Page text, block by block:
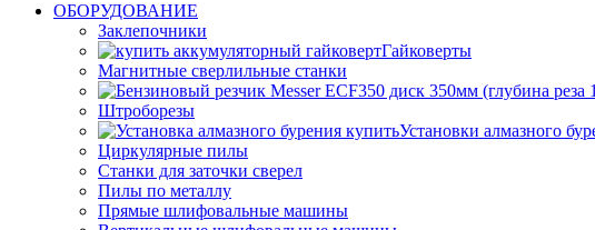
ОБОРУДОВАНИЕ
Заклепочники
Гайковерты
Магнитные сверлильные станки
Штроборезы
Установки алмазного
Циркулярные пилы
Станки для заточки сверел
Пилы по металлу
Прямые шлифовальные машины